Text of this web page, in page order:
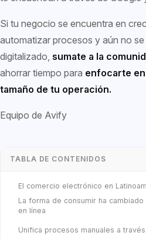
Si tu negocio se encuentra en
automatizar procesos y aún no
digitalizado, sumate a la
ahorrar tiempo para enfocarte
tamaño de tu operación.
Equipo de Avify
TABLA DE CONTENIDOS
El comercio electrónico en
La forma de consumir ha
en línea
Unifica procesos manuales a